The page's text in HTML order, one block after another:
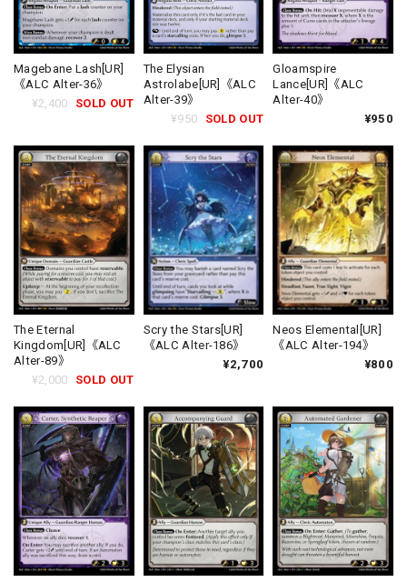
Magebane Lash[UR]
《ALC Alter-36》
¥2,400
SOLD OUT
The Elysian
Astrolabe[UR]《ALC
Alter-39》
¥950
SOLD OUT
Gloamspire
Lance[UR]《ALC
Alter-40》
¥950
The Eternal
Kingdom[UR]《ALC
Alter-89》
¥2,000
SOLD OUT
Scry the Stars[UR]
《ALC Alter-186》
¥2,700
Neos Elemental[UR]
《ALC Alter-194》
¥800